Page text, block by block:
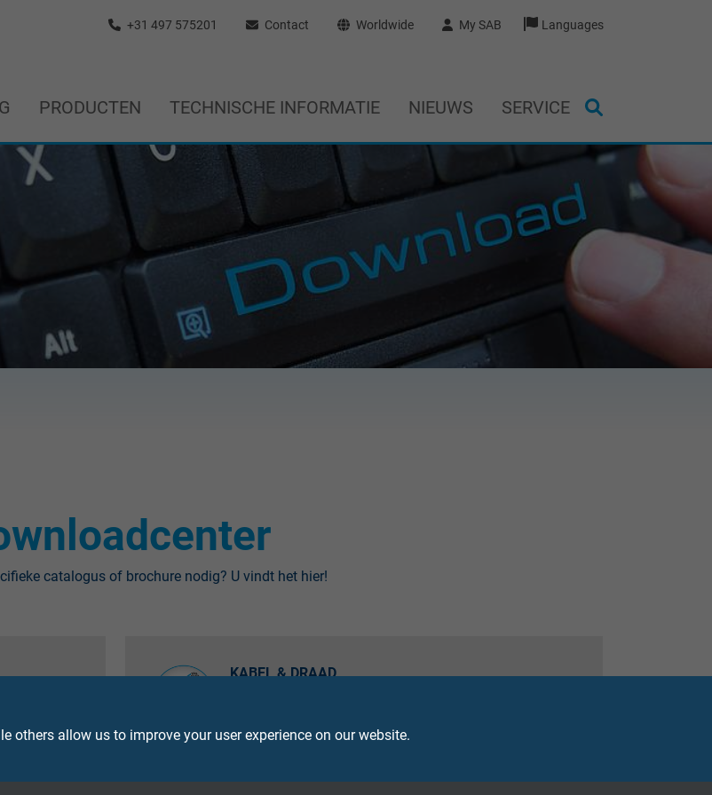
others allow us to improve your user experience on our website.
+31 497 575201 Contact Worldwide My SAB Languages
PRODUCTEN TECHNISCHE INFORMATIE NIEUWS SERVICE
catalogus of brochure nodig? U vindt het hier!
KABEL & DRAAD